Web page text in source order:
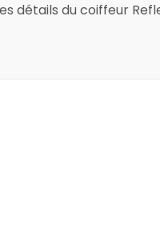
détails du coiffeur